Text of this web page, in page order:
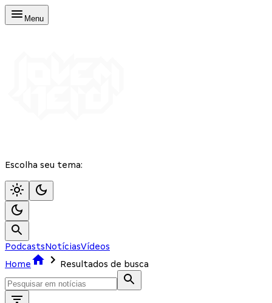
Menu
Escolha seu tema:
PodcastsNotíciasVídeos
Home
Resultados de busca